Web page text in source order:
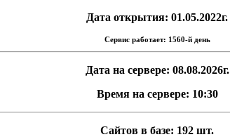
Дата открытия: 01.05.2022г.
Сервис работает: 1560-й день
Дата на сервере: 08.08.2026г.
Время на сервере: 10:30
Сайтов в базе: 192 шт.